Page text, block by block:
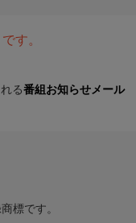
す。
る番組お知らせメール
標です。